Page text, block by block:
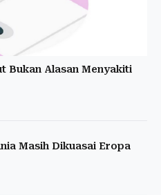
Bukan Alasan Menyakiti
Masih Dikuasai Eropa